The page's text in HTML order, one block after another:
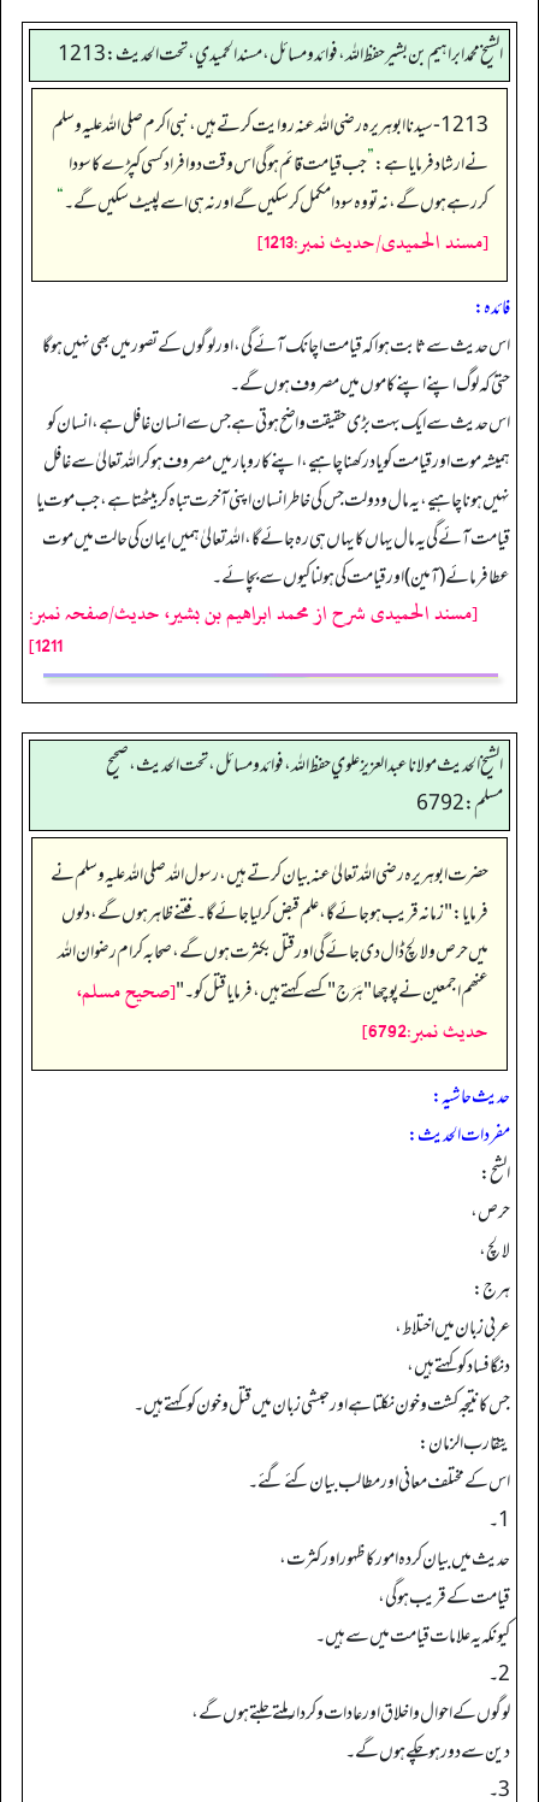
الشيخ محمد ابراهيم بن بشير حفظ الله، فوائد و مسائل، مسند الحميدي، تحت الحديث:1213
1213- سیدنا ابوہریر ہ رضی اللہ عنہ روایت کرتے ہیں، نبی اکرم صلی اللہ علیہ وسلم
نے ارشاد فرمایا ہے:”جب قیامت قائم ہوگی اس وقت دو افراد کسی کپڑے کا سودا
کررہے ہوں گے، نہ تو وہ سودا مکمل کرسکیں گے اور نہ ہی اسے لپیٹ سکیں گے۔‏‏‏‏“
[مسند الحمیدی/حدیث نمبر:1213]
فائدہ:
اس حدیث سے ثابت ہوا کہ قیامت اچا نک آئے گی، اور لوگوں کے تصور میں بھی نہیں ہو گا
حتیٰ کہ لوگ اپنے اپنے کاموں میں مصروف ہوں گے۔
اس حدیث سے ایک بہت بڑی حقیقت واضح ہوتی ہے جس سے انسان غافل ہے، انسان کو
ہمیشہ موت اور قیامت کو یاد رکھنا چاہیے، اپنے کاروبار میں مصروف ہو کر اللہ تعالیٰ سے غافل
نہیں ہونا چاہیے، یہ مال و دولت جس کی خاطر انسان اپنی آخرت تباہ کر بیٹھتا ہے، جب موت یا
قیامت آئے گی یہ مال یہاں کا یہاں ہی رہ جائے گا، اللہ تعالیٰ ہمیں ایمان کی حالت میں موت
عطا فرمائے (آمین) اور قیامت کی ہولناکیوں سے بچائے۔
[مسند الحمیدی شرح از محمد ابراهيم بن بشير، حدیث/صفحہ نمبر:
1211]
الشيخ الحديث مولانا عبدالعزيز علوي حفظ الله، فوائد و مسائل، تحت الحديث ، صحيح
مسلم: 6792
حضرت ابو ہریرہ رضی اللہ تعالیٰ عنہ بیان کرتے ہیں، رسول اللہ صلی اللہ علیہ وسلم نے
فرمایا:"زمانہ قریب ہو جائے گا، علم قبض کر لیا جائے گا۔ فتنے ظاہر ہوں گے،دلوں
میں حرص و لالچ ڈال دی جائے گی اور قتل بکثرت ہوں گے، صحابہ کرام رضوان اللہ
عنھم اجمعین نے پوچھا "هَرَج" کسے کہتے ہیں، فرمایا قتل کو۔"[صحيح مسلم،
حديث نمبر:6792]
حدیث حاشیہ:
مفردات الحدیث:
الشح:
حرص،
لالچ،
هرج:
عربی زبان میں اختلاط،
دنگا فساد کو کہتے ہیں،
جس کا نتیجہ کشت و خون نکلتا ہے اور حبشی زبان میں قتل و خون کو کہتے ہیں۔
يتقارب الزمان:
اس کے مختلف معانی اور مطالب بیان کئے گئے۔
1۔
حدیث میں بیان کردہ امور کا ظہور اور کثرت،
قیامت کے قریب ہو گی،
کیونکہ یہ علامات قیامت میں سے ہیں۔
2۔
لوگوں کے احوال و اخلاق اور عادات و کردار ملتے جلتے ہوں گے،
دین سے دور ہو چکے ہوں گے۔
3۔